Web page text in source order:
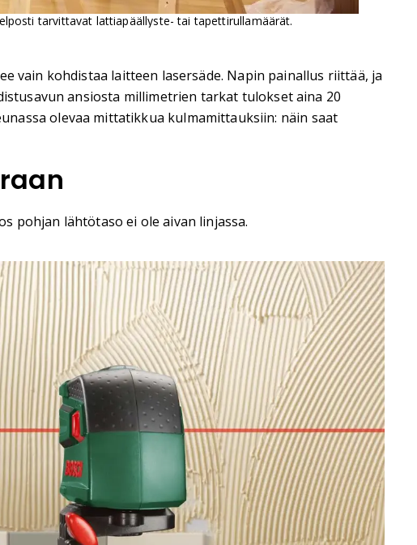
tarvittavat lattiapäällyste- tai tapettirullamäärät.
vain kohdistaa laitteen lasersäde. Napin painallus riittää, ja
ansiosta millimetrien tarkat tulokset aina 20
olevaa mittatikkua kulmamittauksiin: näin saat
pohjan lähtötaso ei ole aivan linjassa.